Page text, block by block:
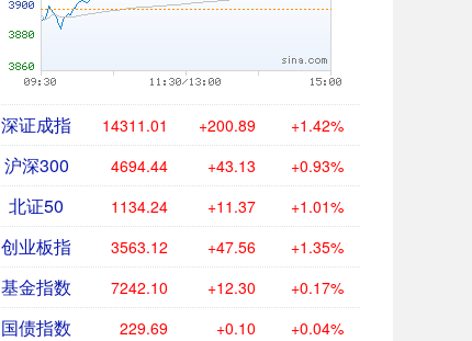
深证成指 14311.01 +200.89 +1.42%
沪深300 4694.44 +43.13 +0.93%
北证50 1134.24 +11.37 +1.01%
创业板指 3563.12 +47.56 +1.35%
基金指数 7242.10 +12.30 +0.17%
国债指数 229.69 +0.10 +0.04%